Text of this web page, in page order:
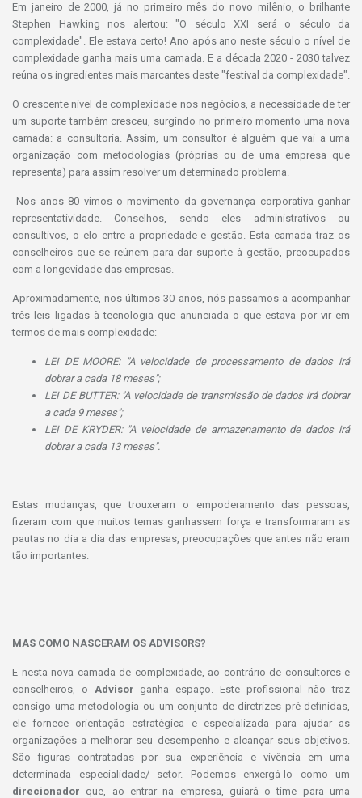
Em janeiro de 2000, já no primeiro mês do novo milênio, o brilhante
Stephen Hawking nos alertou: "O século XXI será o século da
complexidade". Ele estava certo! Ano após ano neste século o nível de
complexidade ganha mais uma camada. E a década 2020 - 2030 talvez
reúna os ingredientes mais marcantes deste "festival da complexidade".
O crescente nível de complexidade nos negócios, a necessidade de ter
um suporte também cresceu, surgindo no primeiro momento uma nova
camada: a consultoria. Assim, um consultor é alguém que vai a uma
organização com metodologias (próprias ou de uma empresa que
representa) para assim resolver um determinado problema.
Nos anos 80 vimos o movimento da governança corporativa ganhar
representatividade. Conselhos, sendo eles administrativos ou
consultivos, o elo entre a propriedade e gestão. Esta camada traz os
conselheiros que se reúnem para dar suporte à gestão, preocupados
com a longevidade das empresas.
Aproximadamente, nos últimos 30 anos, nós passamos a acompanhar
três leis ligadas à tecnologia que anunciada o que estava por vir em
termos de mais complexidade:
LEI DE MOORE: "A velocidade de processamento de dados irá
dobrar a cada 18 meses";
LEI DE BUTTER: "A velocidade de transmissão de dados irá dobrar
a cada 9 meses";
LEI DE KRYDER: "A velocidade de armazenamento de dados irá
dobrar a cada 13 meses".
Estas mudanças, que trouxeram o empoderamento das pessoas,
fizeram com que muitos temas ganhassem força e transformaram as
pautas no dia a dia das empresas, preocupações que antes não eram
tão importantes.
MAS COMO NASCERAM OS ADVISORS?
E nesta nova camada de complexidade, ao contrário de consultores e
conselheiros, o Advisor ganha espaço. Este profissional não traz
consigo uma metodologia ou um conjunto de diretrizes pré-definidas,
ele fornece orientação estratégica e especializada para ajudar as
organizações a melhorar seu desempenho e alcançar seus objetivos.
São figuras contratadas por sua experiência e vivência em uma
determinada especialidade/ setor. Podemos enxergá-lo como um
direcionador que, ao entrar na empresa, guiará o time para uma